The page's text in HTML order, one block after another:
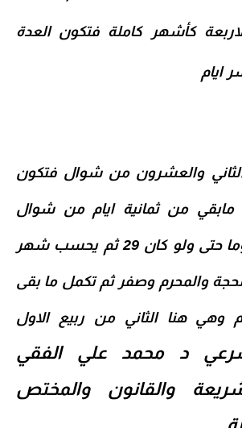
كأشهر كاملة فتكون العدة
ايام
والعشرون من شوال فتكون
مابقي من ثمانية ايام من شوال
كشهر ثلاثون يوما حتى ولو كان 29 ثم يحسب شهر
والمحرم وصفر ثم تكمل ما بقى
وهي هنا الثاني من ربيع الاول
د محمد علي الفقي
والقانون والمختص